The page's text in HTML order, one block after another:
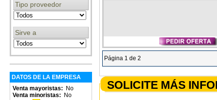
Tipo proveedor
Sirve a
DATOS DE LA EMPRESA
Venta mayoristas:
No
Venta minoristas:
No
Página 1 de 2
SOLICITE MÁS